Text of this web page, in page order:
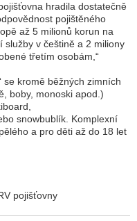
hradila dostatečně
pojištěného
až 5 milionů korun na
služby v češtině a 2 miliony
třetím osobám ,“
se kromě běžných zimních
boby, monoski apod.)
snowbublík. Komplexní
a pro děti až do 18 let
pojišťovny